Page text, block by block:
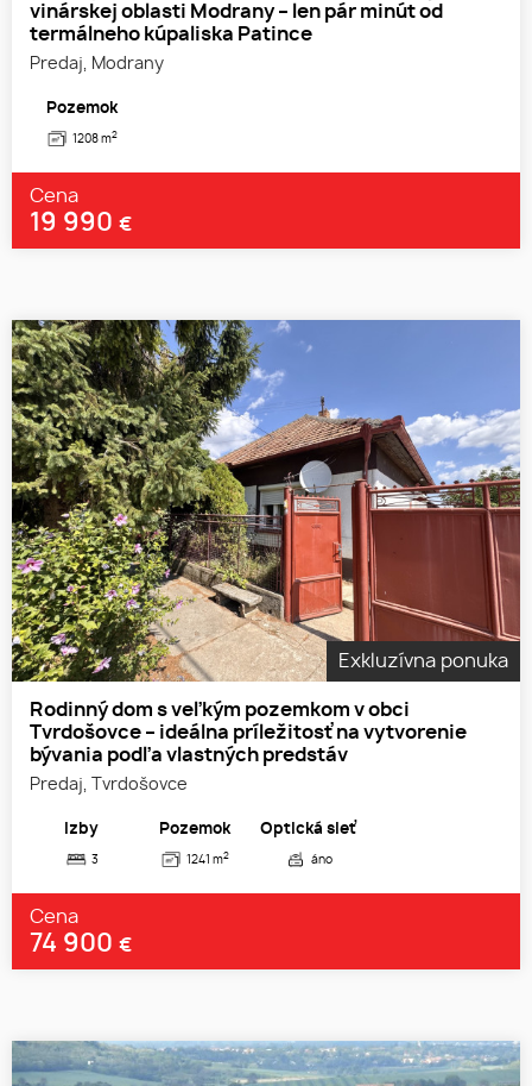
vinárskej oblasti Modrany – len pár minút od
termálneho kúpaliska Patince
Predaj, Modrany
Pozemok
1208 m2
Cena
19 990 €
Exkluzívna ponuka
Rodinný dom s veľkým pozemkom v obci
Tvrdošovce – ideálna príležitosť na vytvorenie
bývania podľa vlastných predstáv
Predaj, Tvrdošovce
Izby
3
Pozemok
1241 m2
Optická sieť
áno
Cena
74 900 €